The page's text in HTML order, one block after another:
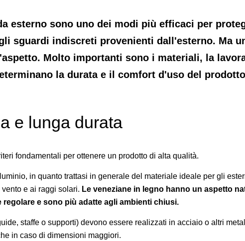
esterno sono uno dei modi più efficaci per
sguardi indiscreti provenienti dall'esterno. Ma
Molto importanti sono i materiali, la
la durata e il comfort d'uso del
e lunga durata
fondamentali per ottenere un prodotto di alta qualità.
in quanto trattasi in generale del materiale ideale per gli
e ai raggi solari. Le veneziane in legno hanno un aspetto
e sono più adatte agli ambienti chiusi.
staffe o supporti) devono essere realizzati in acciaio o altri
in caso di dimensioni maggiori.